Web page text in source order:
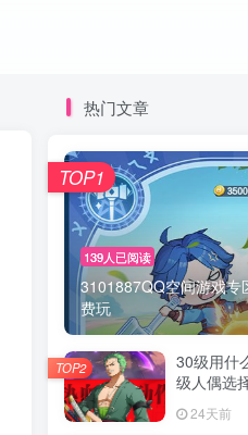
热门文章
139人已阅读
3101887QQ空间游戏专
费玩
TOP1
30级用什
级人偶选
24天前
TOP2